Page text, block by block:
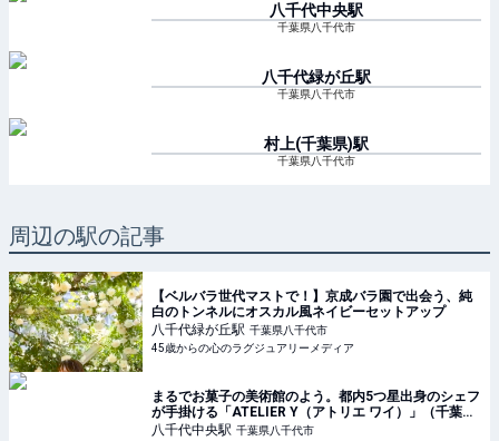
八千代中央駅
千葉県八千代市
八千代緑が丘駅
千葉県八千代市
村上(千葉県)駅
千葉県八千代市
周辺の駅の記事
【ベルバラ世代マストで！】京成バラ園で出会う、純
白のトンネルにオスカル風ネイビーセットアップ
八千代緑が丘駅 千葉県八千代市
45歳からの心のラグジュアリーメディア
まるでお菓子の美術館のよう。都内5つ星出身のシェフ
が手掛ける「ATELIER Y（アトリエ ワイ）」（千葉・
八千代）の魅力とは - ufu. [ウフ。]
八千代中央駅 千葉県八千代市